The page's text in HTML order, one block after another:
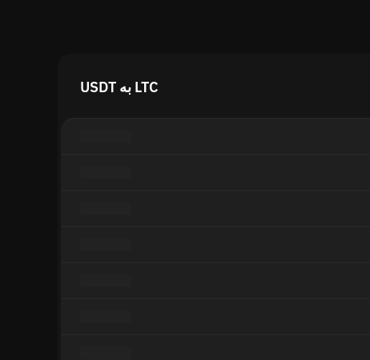
USDT به LTC